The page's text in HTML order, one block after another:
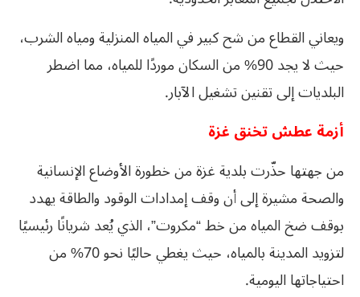
ويعاني القطاع من شح كبير في المياه المنزلية ومياه الشرب،
حيث لا يجد 90% من السكان موردًا للمياه، مما اضطر
البلديات إلى تقنين تشغيل الآبار.
أزمة عطش تخنق غزة
من جهتها حذّرت بلدية غزة من خطورة الأوضاع الإنسانية
والصحة مشيرة إلى أن وقف إمدادات الوقود والطاقة يهدد
بوقف ضخ المياه من خط “مكروت”، الذي يُعد شريانًا رئيسيًا
لتزويد المدينة بالمياه، حيث يغطي حاليًا نحو 70% من
احتياجاتها اليومية.